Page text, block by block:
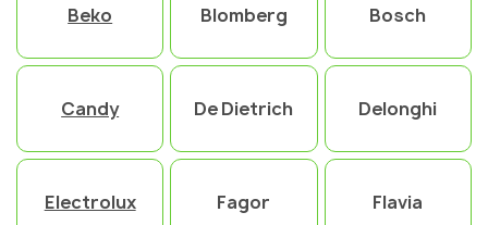
Beko Blomberg Bosch
Candy De Dietrich Delonghi
Electrolux Fagor Flavia